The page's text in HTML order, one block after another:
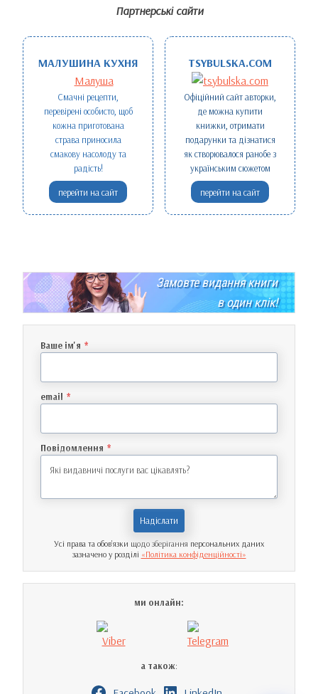
Партнерські сайти
МАЛУШИНА КУХНЯ
Смачні рецепти,
перевірені особисто, щоб
кожна приготована
страва приносила
смакову насолоду та
радість!
перейти на сайт
TSYBULSKA.COM
Офіційний сайт авторки,
де можна купити
книжки, отримати
подарунки та дізнатися
як створювалося ранобе з
українським сюжетом
перейти на сайт
Замовте видання книги
в один клік!
Ваше ім'я *
email *
Повідомлення *
Надіслати
Усі права та обов’язки щодо зберігання персональних даних
зазначено у розділі «Політика конфіденційності»
ми онлайн:
а також: